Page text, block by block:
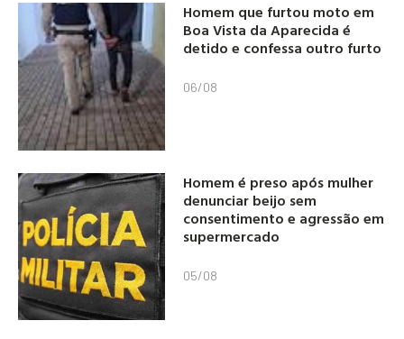
Homem que furtou moto em
Boa Vista da Aparecida é
detido e confessa outro furto
06/08
Homem é preso após mulher
denunciar beijo sem
consentimento e agressão em
supermercado
05/08